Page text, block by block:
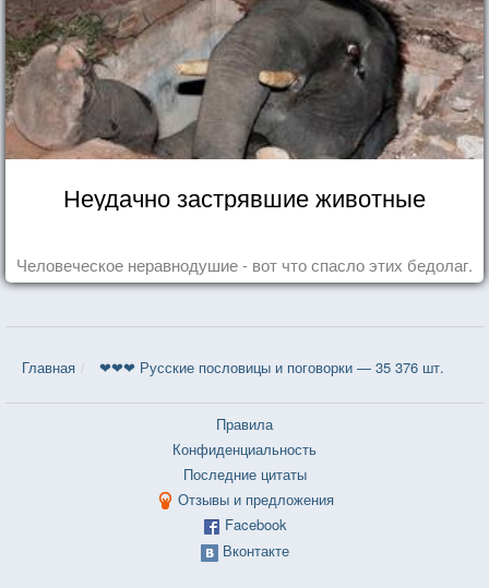
Неудачно застрявшие животные
Человеческое неравнодушие - вот что спасло этих бедолаг.
Главная ❤❤❤ Русские пословицы и поговорки — 35 376 шт.
Правила
Конфиденциальность
Последние цитаты
Отзывы и предложения
Facebook
Вконтакте